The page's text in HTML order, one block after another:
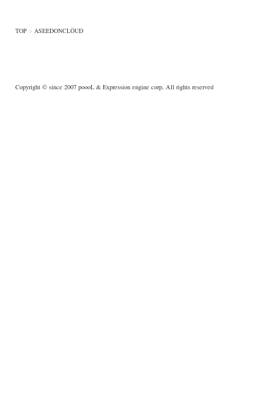
TOP > ASEEDONCLÖUD
Copyright © since 2007 poooL & Expression engine corp, All rights reserved